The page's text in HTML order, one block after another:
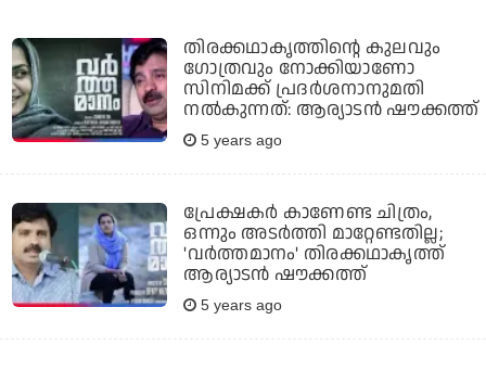
തിരക്കഥാകൃത്തിന്റെ കുലവും
ഗോത്രവും നോക്കിയാണോ
സിനിമക്ക് പ്രദര്‍ശനാനുമതി
നല്‍കുന്നത്: ആര്യാടന്‍ ഷൗക്കത്ത്
5 years ago
പ്രേക്ഷകര്‍ കാണേണ്ട ചിത്രം,
ഒന്നും അടര്‍ത്തി മാറ്റേണ്ടതില്ല;
'വര്‍ത്തമാനം' തിരക്കഥാകൃത്ത്
ആര്യാടന്‍ ഷൗക്കത്ത്
5 years ago